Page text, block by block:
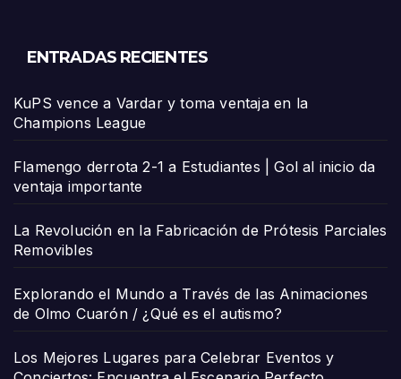
ENTRADAS RECIENTES
KuPS vence a Vardar y toma ventaja en la
Champions League
Flamengo derrota 2-1 a Estudiantes | Gol al inicio da
ventaja importante
La Revolución en la Fabricación de Prótesis Parciales
Removibles
Explorando el Mundo a Través de las Animaciones
de Olmo Cuarón / ¿Qué es el autismo?
Los Mejores Lugares para Celebrar Eventos y